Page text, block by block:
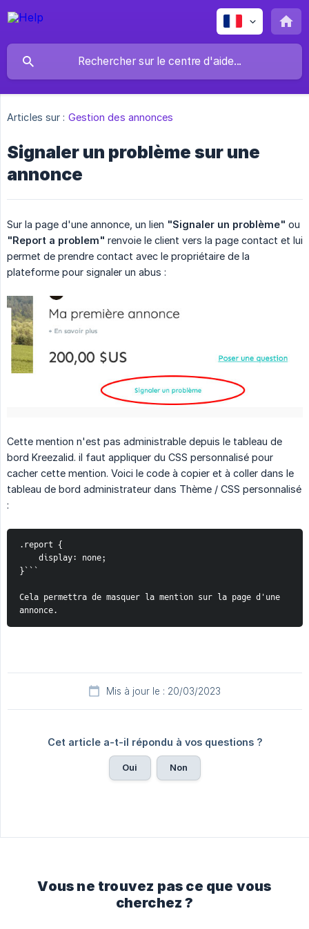
Articles sur : Gestion des annonces
Signaler un problème sur une
annonce
Sur la page d'une annonce, un lien "Signaler un problème" ou
"Report a problem" renvoie le client vers la page contact et lui
permet de prendre contact avec le propriétaire de la
plateforme pour signaler un abus :
Cette mention n'est pas administrable depuis le tableau de
bord Kreezalid. il faut appliquer du CSS personnalisé pour
cacher cette mention. Voici le code à copier et à coller dans le
tableau de bord administrateur dans Thème / CSS personnalisé
:
.report {
    display: none;
}```
Cela permettra de masquer la mention sur la page d'une
annonce.
Mis à jour le : 20/03/2023
Cet article a-t-il répondu à vos questions ?
Oui Non
Vous ne trouvez pas ce que vous
cherchez ?